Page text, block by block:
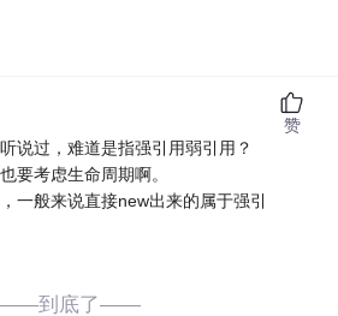
说过，难道是指强引用弱引用？
要考虑生命周期啊。
一般来说直接new出来的属于强引
赞
到底了——